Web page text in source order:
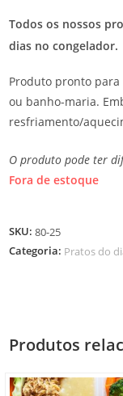
Todos os nossos
dias no congelador.
Produto pronto
ou banho-maria.
resfriamento/
O produto pode ter
Fora de estoque
SKU:80-25
Categoria: Pratos do
Produtos